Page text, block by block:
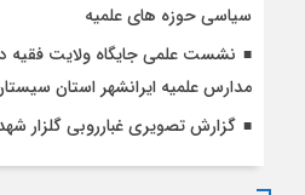
سیاسی حوزه های علمیه
نشست علمی جایگاه ولایت فقیه
مدارس علمیه ایرانشهر استان
گزارش تصویری غبارروبی گلزار